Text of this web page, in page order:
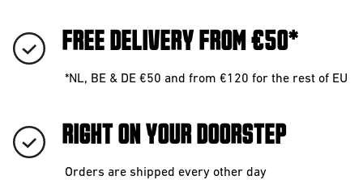
FREE DELIVERY FROM €50*
*NL, BE & DE €50 and from €120 for the rest of EU
RIGHT ON YOUR DOORSTEP
Orders are shipped every other day